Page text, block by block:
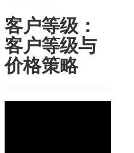
客户等级：​​
客户等级与
价格策略